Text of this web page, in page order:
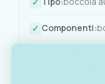
Componenti: